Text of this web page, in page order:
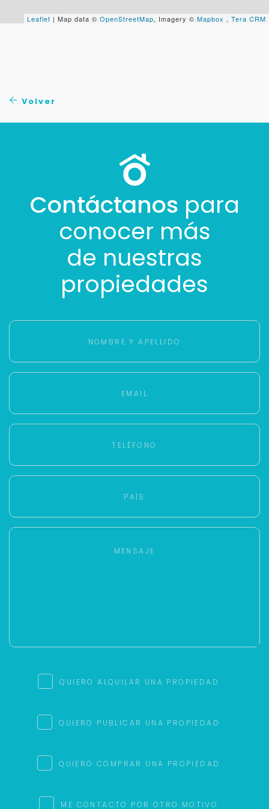
Leaflet | Map data © OpenStreetMap, Imagery © Mapbox , Tera CRM
Volver
Contáctanos para
conocer más
de nuestras
propiedades
QUIERO ALQUILAR UNA PROPIEDAD
QUIERO PUBLICAR UNA PROPIEDAD
QUIERO COMPRAR UNA PROPIEDAD
ME CONTACTO POR OTRO MOTIVO
Buscamos darte la mejor experiencia.
Con estos datos podemos responderte mejor y
más rápido.